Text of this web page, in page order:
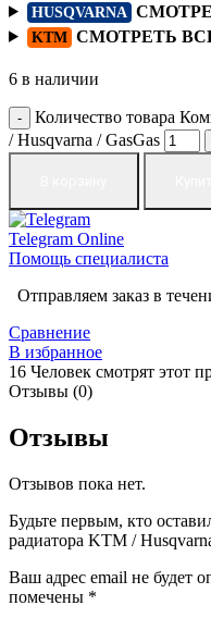
HUSQVARNA
KTM СМОТРЕТЬ
6 в наличии
Количество товара
/ Husqvarna / GasGas
Telegram Online
Помощь специалиста
Отправляем заказ в
Сравнение
В избранное
16 Человек смотрят этот
Отзывы (0)
Отзывы
Отзывов пока нет.
Будьте первым, кто
радиатора KTM /
Ваш адрес email не будет
помечены *